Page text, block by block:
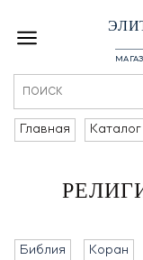
Главная
Библия Коран